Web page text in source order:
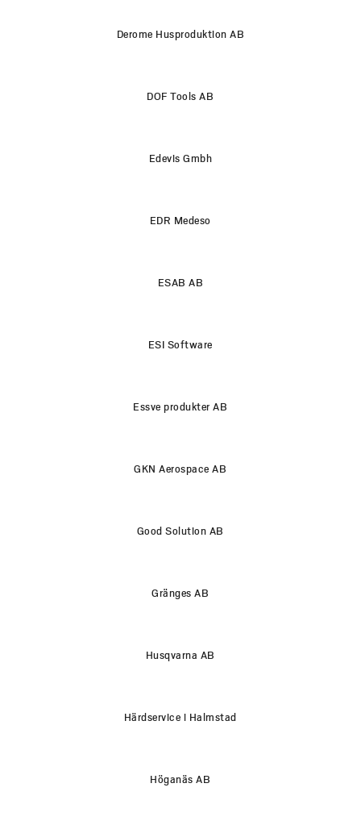
Derome Husproduktion AB
DOF Tools AB
Edevis Gmbh
EDR Medeso
ESAB AB
ESI Software
Essve produkter AB
GKN Aerospace AB
Good Solution AB
Gränges AB
Husqvarna AB
Härdservice i Halmstad
Höganäs AB